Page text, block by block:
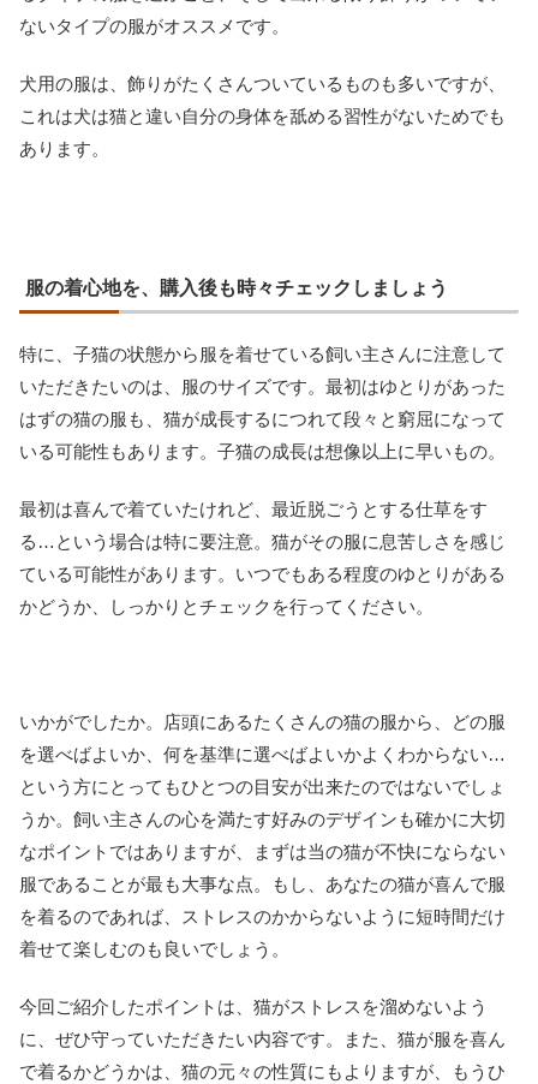
ないタイプの服がオススメです。
犬用の服は、飾りがたくさんついているものも多いですが、
これは犬は猫と違い自分の身体を舐める習性がないためでも
あります。
服の着心地を、購入後も時々チェックしましょう
特に、子猫の状態から服を着せている飼い主さんに注意して
いただきたいのは、服のサイズです。最初はゆとりがあった
はずの猫の服も、猫が成長するにつれて段々と窮屈になって
いる可能性もあります。子猫の成長は想像以上に早いもの。
最初は喜んで着ていたけれど、最近脱ごうとする仕草をす
る…という場合は特に要注意。猫がその服に息苦しさを感じ
ている可能性があります。いつでもある程度のゆとりがある
かどうか、しっかりとチェックを行ってください。
いかがでしたか。店頭にあるたくさんの猫の服から、どの服
を選べばよいか、何を基準に選べばよいかよくわからない…
という方にとってもひとつの目安が出来たのではないでしょ
うか。飼い主さんの心を満たす好みのデザインも確かに大切
なポイントではありますが、まずは当の猫が不快にならない
服であることが最も大事な点。もし、あなたの猫が喜んで服
を着るのであれば、ストレスのかからないように短時間だけ
着せて楽しむのも良いでしょう。
今回ご紹介したポイントは、猫がストレスを溜めないよう
に、ぜひ守っていただきたい内容です。また、猫が服を喜ん
で着るかどうかは、猫の元々の性質にもよりますが、もうひ